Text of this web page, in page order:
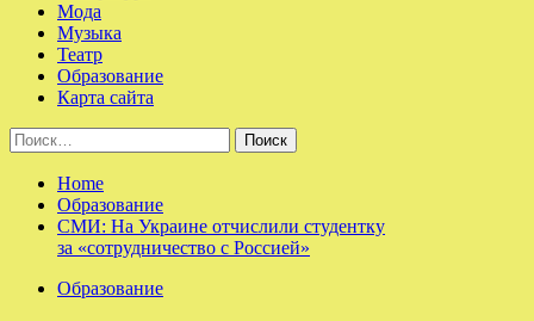
Мода
Музыка
Театр
Образование
Карта сайта
Найти:
Home
Образование
СМИ: На Украине отчислили студентку
за «сотрудничество с Россией»
Образование